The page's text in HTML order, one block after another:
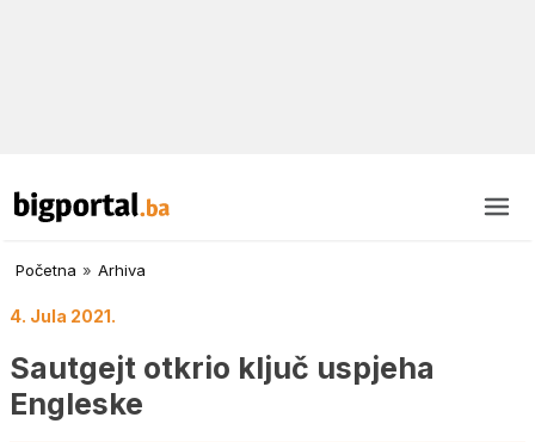
Početna » Arhiva
4. Jula 2021.
Sautgejt otkrio ključ uspjeha
Engleske